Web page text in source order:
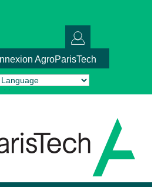
AgroParisTech
by Translate